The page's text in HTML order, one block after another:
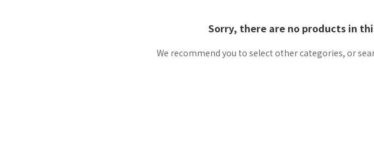
Sorry, there are no products in
We recommend you to select other categories, or